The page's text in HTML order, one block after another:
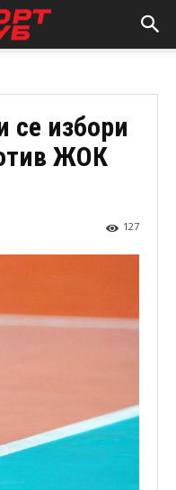
избори
ЖОК
127